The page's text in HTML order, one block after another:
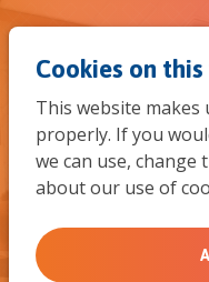
Cookies on
This website
properly. If you
we can use, change
about our use of